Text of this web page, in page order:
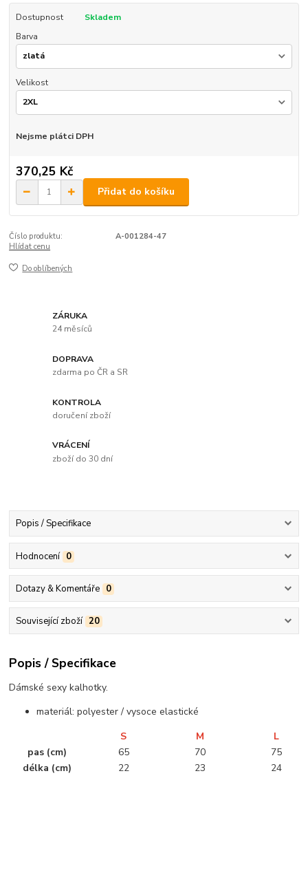
Dostupnost
Skladem
Barva
Velikost
Nejsme plátci DPH
370,25 Kč
Přidat do košíku
Číslo produktu:
A-001284-47
Hlídat cenu
Do oblíbených
ZÁRUKA
24 měsíců
DOPRAVA
zdarma po ČR a SR
KONTROLA
doručení zboží
VRÁCENÍ
zboží do 30 dní
Popis / Specifikace
Hodnocení 0
Dotazy & Komentáře 0
Související zboží 20
Popis / Specifikace
Dámské sexy kalhotky.
materiál: polyester / vysoce elastické
S
M
L
pas (cm)
65 70
75
délka (cm)
22 23
24